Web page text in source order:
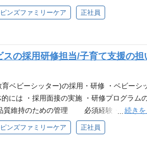
ョン、介護施設でのマネジメント・管理者
富裕層のため、きちんとしたマナーの知識
大切にし、コミュニケーションを取りながら
気持ちに寄り添い、最適なサービスを提案
ースケアスタッフの採用と育成を頂くほ
を通して、当社サービスを世の中に浸透さ
介護・看護サービスの最適なコーディネー
ディネーター（介護・看護） ・お客様へ
入会契約業務 ・顧客対応 ・ケアスタッフ教
の他事業部内業務 必須経験・スキル ・PC
ーディネーター ・介護福祉士 ・サービス
務者研修修了者 ・社会福祉士、看護師等 看
マインドを持ってご応対いただける方 ・既
気のある方 ・仲間との会話を大切にし、コ
ンズファミリーケア 正社員
の採用研修担当/子育て支援の担
ベビーシッター)の採用・研修 ・ベビーシ
には ・採用面接の実施 ・研修プログラム
質維持のための管理 必須経験・スキル
計、運用の一連の流れを実行し、一定の成
（上記経験があれば人事経験、人材業界
続きを
ンズファミリーケア 正社員